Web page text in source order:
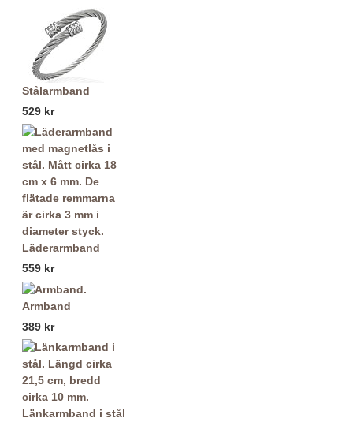
Stålarmband
529 kr
Läderarmband
559 kr
Armband
389 kr
Länkarmband i stål